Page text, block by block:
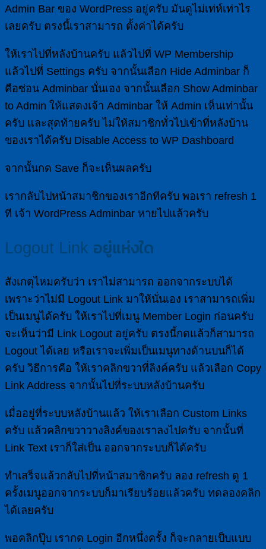
Admin Bar ของ WordPress อยู่ครับ มันดูไม่เท่ห์เท่าไร
เลยครับ ตรงนี้เราสามารถ ตั้งค่าได้ครับ
ให้เราไปที่หลังบ้านครับ แล้วไปที่ WP Membership
แล้วไปที่ Settings ครับ จากนั้นเลือก Hide Adminbar ก็
คือซ่อน Adminbar นั่นเอง จากนั้นเลือก Show Adminbar
to Admin ให้แสดงเจ้า Adminbar ให้ Admin เห็นเท่านั้น
ครับ และสุดท้ายครับ ไม่ให้สมาชิกทั่วไปเข้าที่หลังบ้าน
ของเราได้ครับ Disable Access to WP Dashboard
จากนั้นกด Save ก็จะเห็นผลครับ
เรากลับไปหน้าสมาชิกของเราอีกทีครับ พอเรา refresh 1
ที เจ้า WordPress Adminbar หายไปแล้วครับ
Logout Link อยู่แห่งใด
สังเกตุไหมครับว่า เราไม่สามารถ ออกจากระบบได้
เพราะว่าไม่มี Logout Link มาให้นั่นเอง เราสามารถเพิ่ม
เป็นเมนูได้ครับ ให้เราไปที่เมนู Member Login ก่อนครับ
จะเห็นว่ามี Link Logout อยู่ครับ ตรงนี้กดแล้วก็สามารถ
Logout ได้เลย หรือเราจะเพิ่มเป็นเมนูทางด้านบนก็ได้
ครับ วิธีการคือ ให้เราคลิกขวาที่ลิงค์ครับ แล้วเลือก Copy
Link Address จากนั้นไปที่ระบบหลังบ้านครับ
เมื่ออยู่ที่ระบบหลังบ้านแล้ว ให้เราเลือก Custom Links
ครับ แล้วคลิกขวาวางลิงค์ของเราลงไปครับ จากนั้นที่
Link Text เราก็ใส่เป็น ออกจากระบบก็ได้ครับ
ทำเสร็จแล้วกลับไปที่หน้าสมาชิกครับ ลอง refresh ดู 1
ครั้งเมนูออกจากระบบก็มาเรียบร้อยแล้วครับ ทดลองคลิก
ได้เลยครับ
พอคลิกปุ๊บ เรากด Login อีกหนึ่งครั้ง ก็จะกลายเป็บแบบ